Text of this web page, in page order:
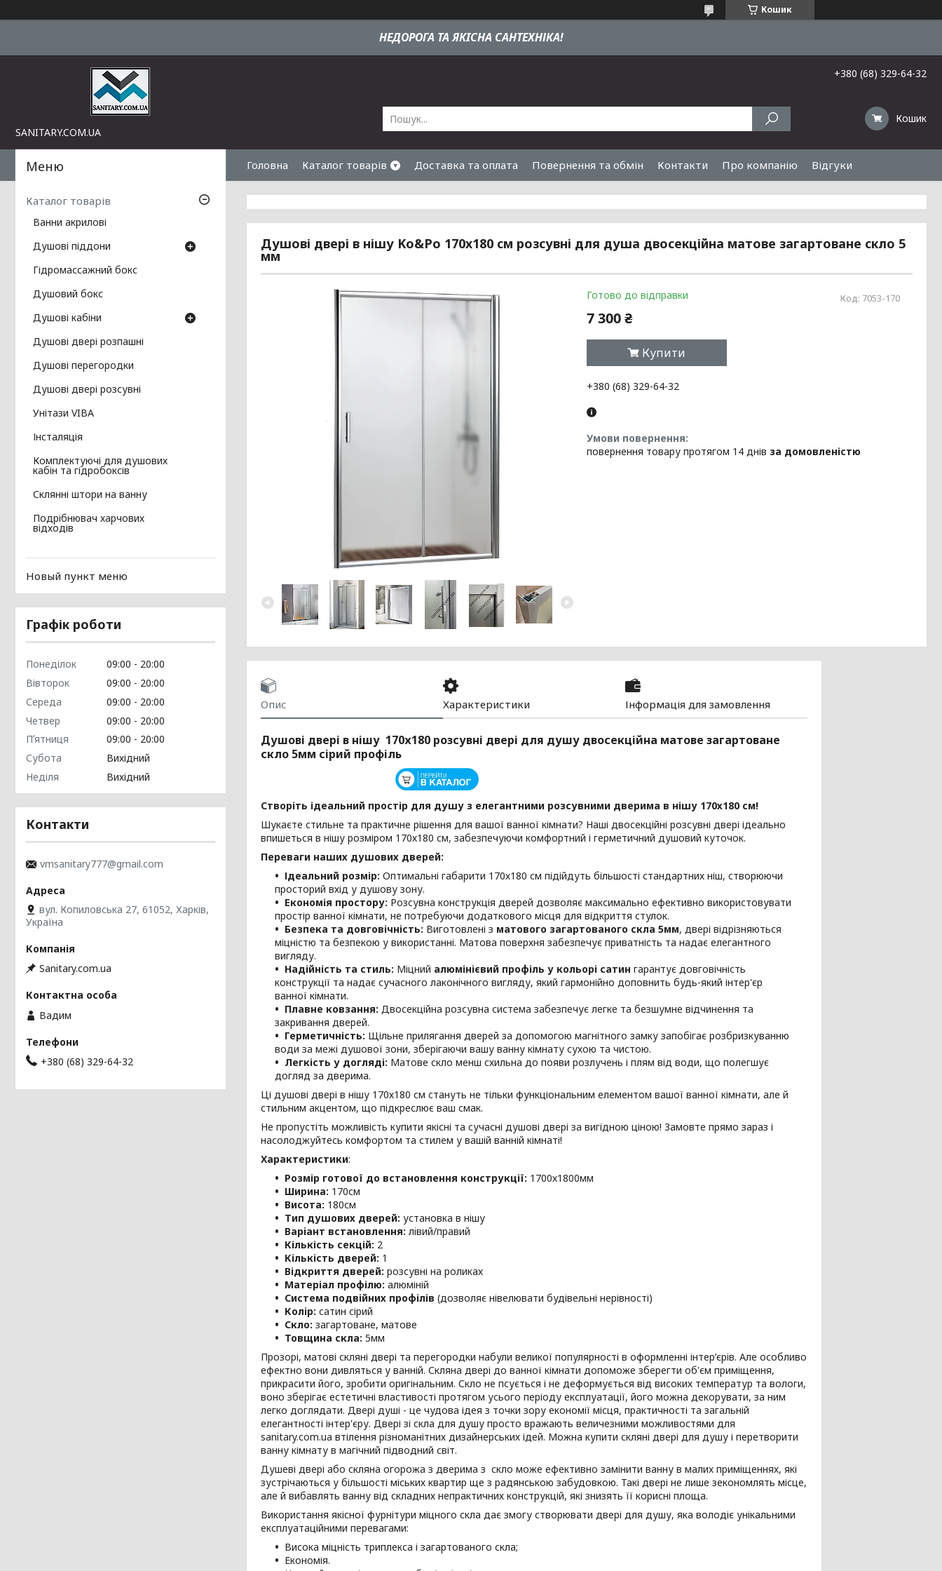
Кошик
НЕДОРОГА ТА ЯКIСНА САНТЕХНІКА!
SANITARY.COM.UA
+380 (68) 329-64-32
Кошик
Головна Каталог товарів Доставка та оплата Повернення та обмін Контакти Про компанію Відгуки
Душові двері в нішу Ko&Po 170х180 см розсувні для душа двосекційна матове загартоване скло 5
мм
Готово до відправки Код: 7053-170
7 300 ₴
Купити
+380 (68) 329-64-32
повернення товару протягом 14 днів за домовленістю
Опис Характеристики Інформація для замовлення
Душові двері в нішу 170х180 розсувні двері для душу двосекційна матове загартоване
скло 5мм сірий профіль
Створіть ідеальний простір для душу з елегантними розсувними дверима в нішу 170х180 см!
Шукаєте стильне та практичне рішення для вашої ванної кімнати? Наші двосекційні розсувні двері ідеально
впишеться в нішу розміром 170х180 см, забезпечуючи комфортний і герметичний душовий куточок.
Переваги наших душових дверей:
Ідеальний розмір: Оптимальні габарити 170х180 см підійдуть більшості стандартних ніш, створюючи
просторий вхід у душову зону.
Економія простору: Розсувна конструкція дверей дозволяє максимально ефективно використовувати
простір ванної кімнати, не потребуючи додаткового місця для відкриття стулок.
Безпека та довговічність: Виготовлені з матового загартованого скла 5мм, двері відрізняються
міцністю та безпекою у використанні. Матова поверхня забезпечує приватність та надає елегантного
вигляду.
Надійність та стиль: Міцний алюмінієвий профіль у кольорі сатин гарантує довговічність
конструкції та надає сучасного лаконічного вигляду, який гармонійно доповнить будь-який інтер'єр
ванної кімнати.
Плавне ковзання: Двосекційна розсувна система забезпечує легке та безшумне відчинення та
закривання дверей.
Герметичність: Щільне прилягання дверей за допомогою магнітного замку запобігає розбризкуванню
води за межі душової зони, зберігаючи вашу ванну кімнату сухою та чистою.
Легкість у догляді: Матове скло менш схильна до появи розлучень і плям від води, що полегшує
догляд за дверима.
Ці душові двері в нішу 170х180 см стануть не тільки функціональним елементом вашої ванної кімнати, але й
стильним акцентом, що підкреслює ваш смак.
Не пропустіть можливість купити якісні та сучасні душові двері за вигідною ціною! Замовте прямо зараз і
насолоджуйтесь комфортом та стилем у вашій ванній кімнаті!
Характеристики:
Розмір готової до встановлення конструкції: 1700х1800мм
Ширина: 170см
Висота: 180см
Тип душових дверей: установка в нішу
Варiант встановлення: лiвий/правий
Кількість секцій: 2
Кількість дверей: 1
Відкриття дверей: розсувні на роликах
Матеріал профілю: алюміній
Система подвійних профілів (дозволяє нівелювати будівельні нерівності)
Колір: сатин сірий
Скло: загартоване, матове
Товщина скла: 5мм
Прозорі, матові скляні двері та перегородки набули великої популярності в оформленні інтер’єрів. Але особливо
ефектно вони дивляться у ванній. Скляна двері до ванної кімнати допоможе зберегти об'єм приміщення,
прикрасити його, зробити оригінальним. Скло не псується і не деформується від високих температур та вологи,
воно зберігає естетичні властивості протягом усього періоду експлуатації, його можна декорувати, за ним
легко доглядати. Двері душі - це чудова ідея з точки зору економії місця, практичності та загальній
елегантності інтер'єру. Двері зі скла для душу просто вражають величезними можливостями для
sanitary.com.ua втілення різноманітних дизайнерських ідей. Можна купити скляні двері для душу і перетворити
ванну кімнату в магічний підводний світ.
Душеві двері або скляна огорожа з дверима з скло може ефективно замінити ванну в малих приміщеннях, які
зустрічаються у більшості міських квартир ще з радянською забудовкою. Такі двері не лише зекономлять місце,
але й вибавлять ванну від складних непрактичних конструкцій, які знизять її корисні площа.
Використання якісної фурнітури міцного скла дає змогу створювати двері для душу, яка володіє унікальними
експлуатаційними перевагами:
Висока міцність триплекса і загартованого скла;
Економія.
Каталог товарів
Ванни акрилові
Душові піддони
Гідромассажний бокс
Душовий бокс
Душові кабіни
Душові двері розпашні
Душові перегородки
Душові двері розсувні
Унітази VIBA
Інсталяція
Комплектуючі для душових
кабін та гідробоксів
Склянні штори на ванну
Подрібнювач харчових
відходів
Новый пункт меню
Графік роботи
Понеділок 09:00
20:00
Вівторок
09:00
20:00
Середа
09:00
20:00
Четвер
09:00
20:00
Пʼятниця
09:00
20:00
Субота
Вихідний
Неділя
Вихідний
Контакти
vmsanitary777@gmail.com
вул. Копиловська 27, 61052, Харків,
Україна
Sanitary.com.ua
Вадим
+380 (68) 329-64-32